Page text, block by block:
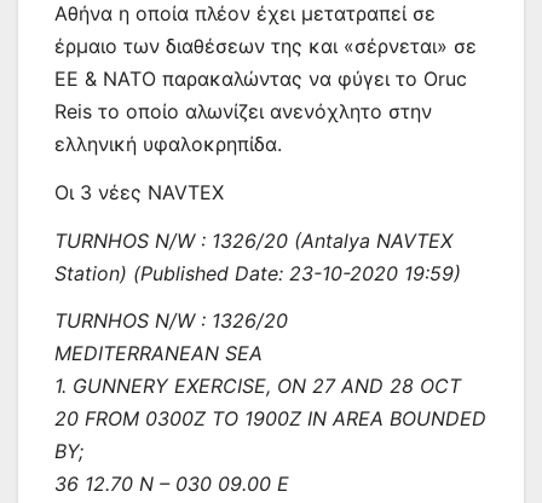
Αθήνα η οποία πλέον έχει μετατραπεί σε
έρμαιο των διαθέσεων της και «σέρνεται» σε
ΕΕ & ΝΑΤΟ παρακαλώντας να φύγει το Oruc
Reis το οποίο αλωνίζει ανενόχλητο στην
ελληνική υφαλοκρηπίδα.
Οι 3 νέες NAVTEX
TURNHOS N/W : 1326/20 (Antalya NAVTEX
Station) (Published Date: 23-10-2020 19:59)
TURNHOS N/W : 1326/20
MEDITERRANEAN SEA
1. GUNNERY EXERCISE, ON 27 AND 28 OCT
20 FROM 0300Z TO 1900Z IN AREA BOUNDED
BY;
36 12.70 N – 030 09.00 E